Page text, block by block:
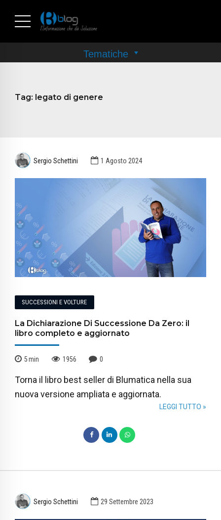
Tag: legato di genere
Sergio Schettini 1 Agosto 2024
SUCCESSIONI E VOLTURE
La Dichiarazione Di Successione Da Zero: il
libro completo e aggiornato
5min 1956 0
Torna il libro best seller di Blumatica nella sua
nuova versione ampliata e aggiornata.
LEGGI TUTTO »
Sergio Schettini 29 Settembre 2023